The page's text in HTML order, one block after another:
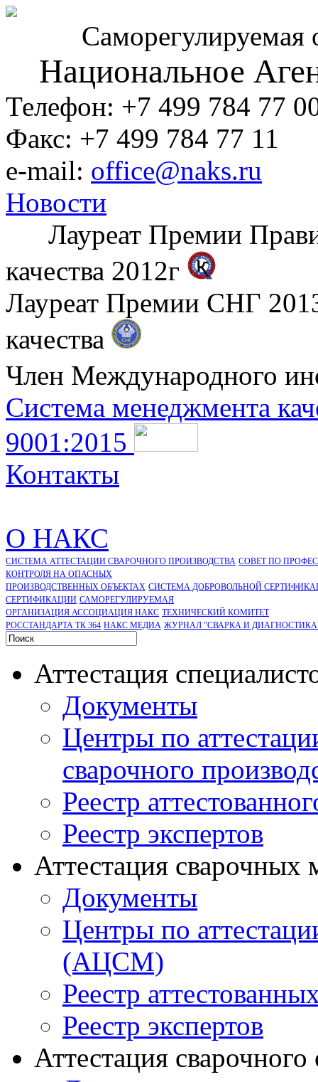
Саморегулируемая
Национальное
Телефон: +7 499 784 77
Факс: +7 499 784 77 11
e-mail: office@naks.ru
Новости
Лауреат Премии
качества 2012г
Лауреат Премии СНГ
качества
Член Международного
Система менеджмента
9001:2015
Контакты
О НАКС
СИСТЕМА АТТЕСТАЦИИ СВАРОЧНОГО ПРОИЗВОДСТВА СОВЕТ ПО
КОНТРОЛЯ НА ОПАСНЫХ
ПРОИЗВОДСТВЕННЫХ ОБЪЕКТАХ СИСТЕМА ДОБРОВОЛЬНОЙ
CЕРТИФИКАЦИИ САМОРЕГУЛИРУЕМАЯ
ОРГАНИЗАЦИЯ АССОЦИАЦИЯ НАКС ТЕХНИЧЕСКИЙ КОМИТЕТ
РОССТАНДАРТА ТК 364 НАКС МЕДИА ЖУРНАЛ "СВАРКА И
Аттестация
Документы
Центры по
сварочного
Реестр
Реестр экспертов
Аттестация сварочных
Документы
Центры по
(АЦСМ)
Реестр
Реестр экспертов
Аттестация